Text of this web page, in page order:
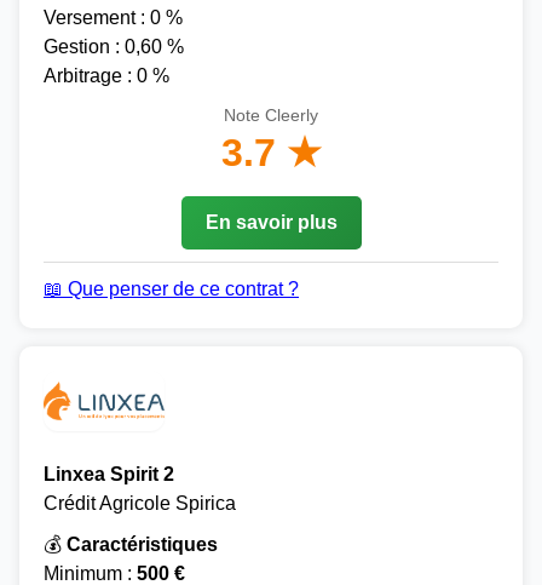
Versement : 0 %
Gestion : 0,60 %
Arbitrage : 0 %
Note Cleerly
3.7 ★
En savoir plus
📖 Que penser de ce contrat ?
Linxea Spirit 2
Crédit Agricole Spirica
💰 Caractéristiques
Minimum : 500 €